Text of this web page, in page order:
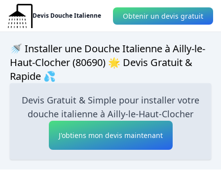
Devis Douche Italienne Obtenir un devis gratuit
🚿 Installer une Douche Italienne à Ailly-le-
Haut-Clocher (80690) 🌟 Devis Gratuit &
Rapide 💦
Devis Gratuit & Simple pour installer votre
douche italienne à Ailly-le-Haut-Clocher
J'obtiens mon devis maintenant